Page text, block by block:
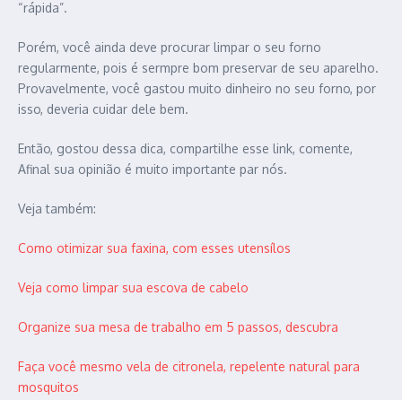
“rápida”.
Porém, você ainda deve procurar limpar o seu forno
regularmente, pois é sermpre bom preservar de seu aparelho.
Provavelmente, você gastou muito dinheiro no seu forno, por
isso, deveria cuidar dele bem.
Então, gostou dessa dica, compartilhe esse link, comente,
Afinal sua opinião é muito importante par nós.
Veja também:
Como otimizar sua faxina, com esses utensílos
Veja como limpar sua escova de cabelo
Organize sua mesa de trabalho em 5 passos, descubra
Faça você mesmo vela de citronela, repelente natural para
mosquitos